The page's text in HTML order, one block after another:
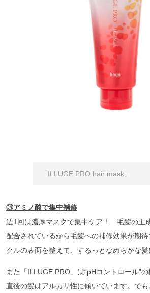
「ILLUGE PRO hair mask」
③アミノ酸で集中補修
週1回は濃厚マスクで集中ケア！ 毛髪の主
配合されているから毛髪への補修効果が期
クルの表面を整えて、するっとなめらかな髪
また「ILLUGE PRO」は“pHコントロール”
直後の髪はアルカリ性に傾いています。で